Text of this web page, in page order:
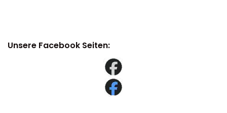
Unsere Facebook Seiten: